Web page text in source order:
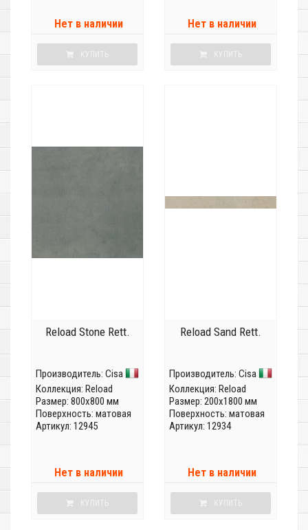
Нет в наличии
КУПИТЬ
Нет в наличии
КУПИТЬ
Reload Stone Rett.
Производитель: Cisa
Коллекция: Reload
Размер: 800x800 мм
Поверхность: матовая
Артикул: 12945
Нет в наличии
КУПИТЬ
Reload Sand Rett.
Производитель: Cisa
Коллекция: Reload
Размер: 200x1800 мм
Поверхность: матовая
Артикул: 12934
Нет в наличии
КУПИТЬ